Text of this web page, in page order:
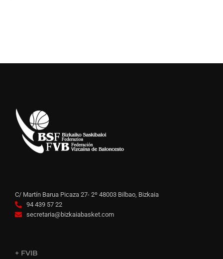
C/ Martín Barua Picaza 27- 2º 48003 Bilbao, Bizkaia
94 439 57 22
secretaria@bizkaiabasket.com
+ FVIB